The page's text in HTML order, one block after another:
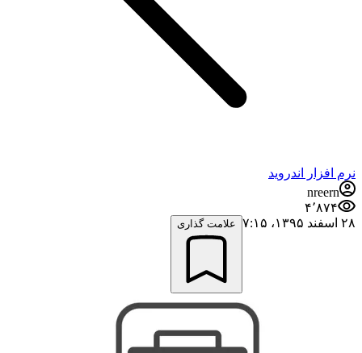
نرم افزار اندروید
nreern
۴٬۸۷۴
۲۸ اسفند ۱۳۹۵،‏ ۷:۱۵
علامت گذاری